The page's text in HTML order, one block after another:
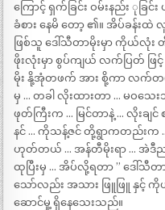
ကြောင့် ရှက်ခြင်း ဝမ်းနည်း ုခြင်း
ခံစား နေမိ တော့ ၏။ အိပ်ခန်း
ဖြစ်သူ ဒေါ်သီတာမိုးမှာ ကိုယ်လုံ
ဖိုးလုံးမှာ စွပ်ကျယ် လက်ပြတ် ဖြ
မိုး နို့အုံတဖက် အား စို့ကာ လက်တဖ
မှ … တခါ လိုးထားတာ … မဝသေး
ဖုတ်ကြီးက … မြင်တာနဲ့ … လိုးချင်
နင် … ကိုသန့်ဇင် တို့ရွာကတည်းက …
ဟုတ်တယ် … အန်တီမိုးရာ … အဲဒီညက
ထုပြီးမှ … အိပ်လို့ရတာ ” ဒေါ်သီ
သော်လည်း အသား ဖြူဖြူ နှင့်
ဆောင်မှု့ ရှိနေသေးသည်။